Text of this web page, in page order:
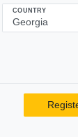
COUNTRY